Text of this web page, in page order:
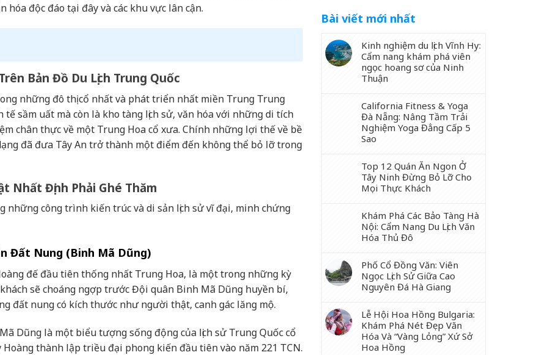
độc đáo tại đây và các khu vực lân cận.
Bản Đồ Du Lịch Trung Quốc
những đô thị cổ nhất và phát triển nhất miền Trung Trung
sầm uất mà còn là kho tàng lịch sử, văn hóa với những di tích
chân thực về một Trung Hoa cổ xưa. Chính những lợi thế về bề
đã đưa Tây An trở thành một điểm đến không thể bỏ lỡ trong
Nhất Định Phải Ghé Thăm
những công trình kiến trúc và di sản lịch sử vĩ đại, minh chứng
Đất Nung (Binh Mã Dũng)
đế đầu tiên thống nhất Trung Hoa, là một trong những kỳ
sẽ choáng ngợp trước Đội quân Binh Mã Dũng huyền bí,
đất nung có kích thước như người thật, canh gác lăng mộ.
Dũng là một biểu tượng sống động của lịch sử Trung Quốc cổ
thành lập triều đại phong kiến đầu tiên vào năm 221 TCN.
Bài viết mới nhất
Kinh nghiệm du lịch Vĩnh Hy:
Cẩm nang khám phá viên
ngọc hoang sơ của Ninh
Thuận
California Fitness & Yoga
Đà Nẵng: Nâng Tầm Trải
Nghiệm Yoga Đẳng Cấp 5
Sao
Top 12 Quán Ăn Ngon Ở
Tây Ninh Đừng Bỏ Lỡ Cho
Mọi Thực Khách
Khám Phá Các Bảo Tàng Hà
Nội: Cẩm Nang Du Lịch Văn
Hóa Thủ Đô
Phố Cổ Đồng Văn: Viên
Ngọc Lịch Sử Giữa Cao
Nguyên Đá Hà Giang
Lễ Hội Hoa Hồng Bulgaria:
Khám Phá Nét Đẹp Văn
Hóa Và “Vàng Lỏng” Xứ Sở
Hoa Hồng